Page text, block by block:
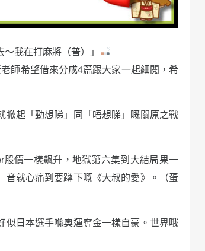
我在打麻將（普）」
師希望借來分成4篇跟大家一起細閱，希
起「勁想睇」同「唔想睇」嘅關原之戰
價一樣飆升，地獄第六集到大結局果一
就心痛到要蹲下嘅《大叔的愛》。（蛋
日本選手喺奧運奪金一樣自豪。世界哦